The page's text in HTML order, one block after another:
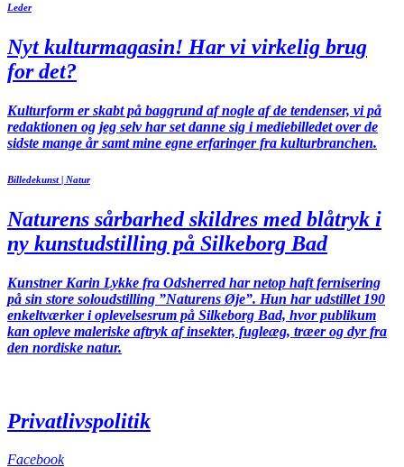
Leder
Nyt kulturmagasin! Har vi virkelig brug
for det?
Kulturform er skabt på baggrund af nogle af de tendenser, vi på
redaktionen og jeg selv har set danne sig i mediebilledet over de
sidste mange år samt mine egne erfaringer fra kulturbranchen.
Billedekunst | Natur
Naturens sårbarhed skildres med blåtryk i
ny kunstudstilling på Silkeborg Bad
Kunstner Karin Lykke fra Odsherred har netop haft fernisering
på sin store soloudstilling ”Naturens Øje”. Hun har udstillet 190
enkeltværker i oplevelsesrum på Silkeborg Bad, hvor publikum
kan opleve maleriske aftryk af insekter, fugleæg, træer og dyr fra
den nordiske natur.
Privatlivspolitik
Facebook